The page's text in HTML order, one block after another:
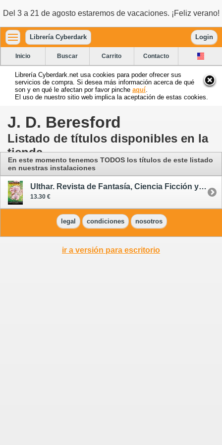
Del 3 a 21 de agosto estaremos de vacaciones. ¡Feliz verano!
Librería Cyberdark Login
Inicio Buscar Carrito Contacto
Librería Cyberdark.net usa cookies para poder ofrecer sus
servicios de compra. Si desea más información acerca de qué
son y en qué le afectan por favor pinche aquí
El uso de nuestro sitio web implica la aceptación de estas cookies.
J. D. Beresford
Listado de títulos disponibles en la
tienda
En este momento tenemos TODOS los títulos de este listado
en nuestras instalaciones
Ulthar. Revista de Fantasía, Ciencia Ficción y Terror 19
13.30 €
legal condiciones nosotros
ir a versión para escritorio